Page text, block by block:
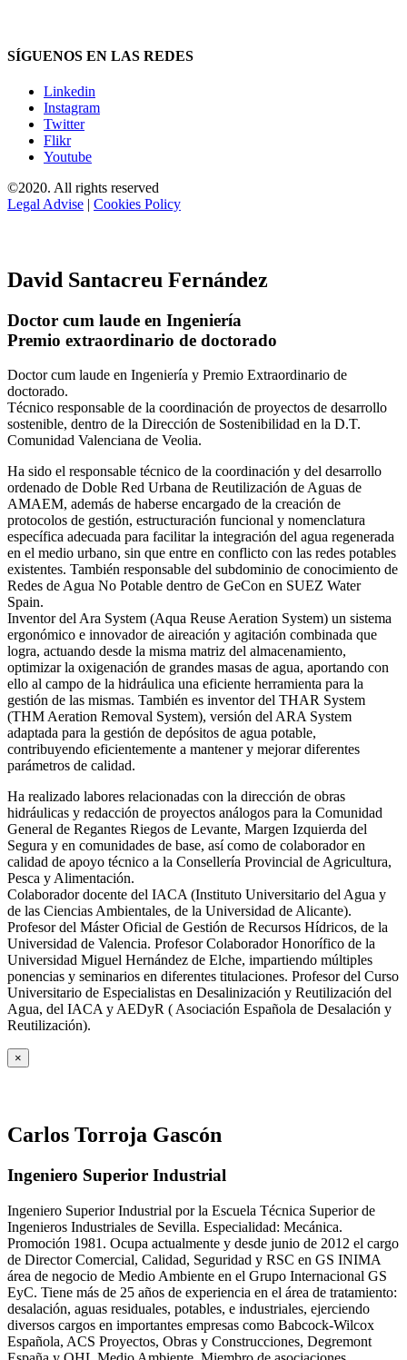
SÍGUENOS EN LAS REDES
Linkedin
Instagram
Twitter
Flikr
Youtube
©2020. All rights reserved
Legal Advise | Cookies Policy
David Santacreu Fernández
Doctor cum laude en Ingeniería
Premio extraordinario de doctorado
Doctor cum laude en Ingeniería y Premio Extraordinario de
doctorado.
Técnico responsable de la coordinación de proyectos de desarrollo
sostenible, dentro de la Dirección de Sostenibilidad en la D.T.
Comunidad Valenciana de Veolia.
Ha sido el responsable técnico de la coordinación y del desarrollo
ordenado de Doble Red Urbana de Reutilización de Aguas de
AMAEM, además de haberse encargado de la creación de
protocolos de gestión, estructuración funcional y nomenclatura
específica adecuada para facilitar la integración del agua regenerada
en el medio urbano, sin que entre en conflicto con las redes potables
existentes. También responsable del subdominio de conocimiento de
Redes de Agua No Potable dentro de GeCon en SUEZ Water
Spain.
Inventor del Ara System (Aqua Reuse Aeration System) un sistema
ergonómico e innovador de aireación y agitación combinada que
logra, actuando desde la misma matriz del almacenamiento,
optimizar la oxigenación de grandes masas de agua, aportando con
ello al campo de la hidráulica una eficiente herramienta para la
gestión de las mismas. También es inventor del THAR System
(THM Aeration Removal System), versión del ARA System
adaptada para la gestión de depósitos de agua potable,
contribuyendo eficientemente a mantener y mejorar diferentes
parámetros de calidad.
Ha realizado labores relacionadas con la dirección de obras
hidráulicas y redacción de proyectos análogos para la Comunidad
General de Regantes Riegos de Levante, Margen Izquierda del
Segura y en comunidades de base, así como de colaborador en
calidad de apoyo técnico a la Consellería Provincial de Agricultura,
Pesca y Alimentación.
Colaborador docente del IACA (Instituto Universitario del Agua y
de las Ciencias Ambientales, de la Universidad de Alicante).
Profesor del Máster Oficial de Gestión de Recursos Hídricos, de la
Universidad de Valencia. Profesor Colaborador Honorífico de la
Universidad Miguel Hernández de Elche, impartiendo múltiples
ponencias y seminarios en diferentes titulaciones. Profesor del Curso
Universitario de Especialistas en Desalinización y Reutilización del
Agua, del IACA y AEDyR ( Asociación Española de Desalación y
Reutilización).
×
Carlos Torroja Gascón
Ingeniero Superior Industrial
Ingeniero Superior Industrial por la Escuela Técnica Superior de
Ingenieros Industriales de Sevilla. Especialidad: Mecánica.
Promoción 1981. Ocupa actualmente y desde junio de 2012 el cargo
de Director Comercial, Calidad, Seguridad y RSC en GS INIMA
área de negocio de Medio Ambiente en el Grupo Internacional GS
EyC. Tiene más de 25 años de experiencia en el área de tratamiento:
desalación, aguas residuales, potables, e industriales, ejerciendo
diversos cargos en importantes empresas como Babcock-Wilcox
Española, ACS Proyectos, Obras y Construcciones, Degremont